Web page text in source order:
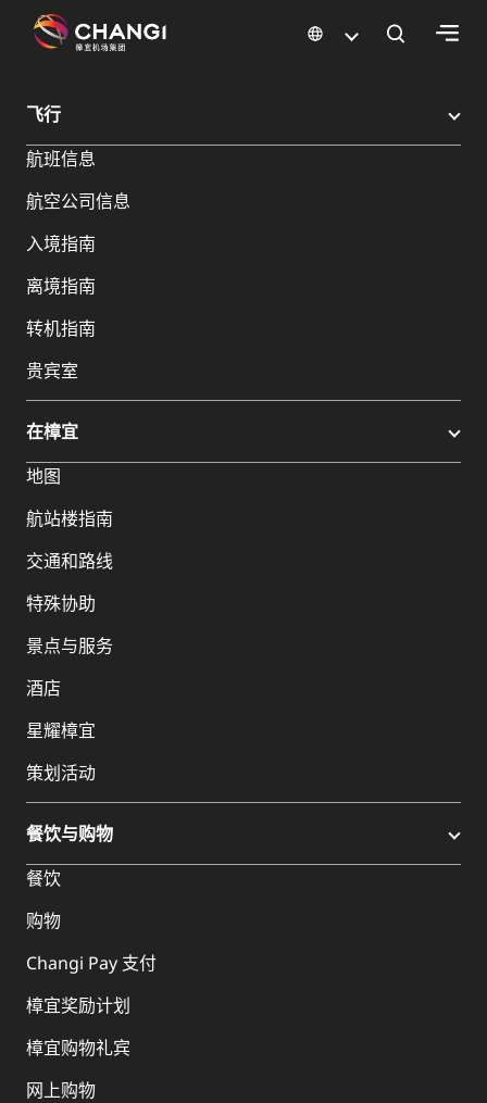
有
宜
网
选
语
言:
樟宜机场 樟宜机场餐饮与购物 樟宜机场购物指南 购物详情
飞行
航班信息
航空公司信息
入境指南
离境指南
转机指南
贵宾室
在樟宜
地图
航站楼指南
交通和路线
特殊协助
景点与服务
酒店
星耀樟宜
策划活动
餐饮与购物
餐饮
购物
Changi Pay 支付
樟宜奖励计划
樟宜购物礼宾
网上购物